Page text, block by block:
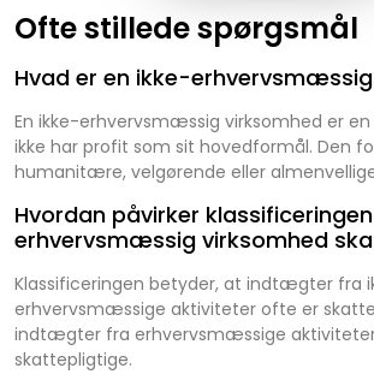
Ofte stillede spørgsmål
Hvad er en ikke-
En ikke-erhvervsmæssig virksomhed er
ikke har profit som sit hovedformål. Den
humanitære, velgørende eller
Hvordan påvirker
erhvervsmæssig virksomhed
Klassificeringen betyder, at indtægter fra
erhvervsmæssige aktiviteter ofte er
indtægter fra erhvervsmæssige
skattepligtige.